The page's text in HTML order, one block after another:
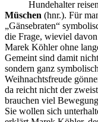
Hundehalter
Müschen (hnr.). Für
„Gänsebraten“
die Frage, wieviel
Marek Köhler ohne
Gemeint sind damit
sondern ganz
Weihnachtsfreude
da reicht nicht der
brauchen viel
Sie wollen sich